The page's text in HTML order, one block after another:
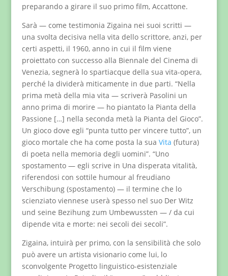
preparando a girare il suo primo film, Accattone.
Sarà — come testimonia Zigaina nei suoi scritti —
una svolta decisiva nella vita dello scrittore, anzi, per
certi aspetti, il 1960, anno in cui il film viene
proiettato con successo alla Biennale del Cinema di
Venezia, segnerà lo spartiacque della sua vita-opera,
perché la dividerà miticamente in due parti. “Nella
prima metà della mia vita — scriverà Pasolini un
anno prima di morire — ho piantato la Pianta della
Passione […] nella seconda metà la Pianta del Gioco”.
Un gioco dove egli “punta tutto per vincere tutto”, un
gioco mortale che ha come posta la sua Vita (futura)
di poeta nella memoria degli uomini”. “Uno
spostamento — egli scrive in Una disperata vitalità,
riferendosi con sottile humour al freudiano
Verschibung (spostamento) — il termine che lo
scienziato viennese userà spesso nel suo Der Witz
und seine Bezihung zum Umbewussten — / da cui
dipende vita e morte: nei secoli dei secoli”.
Zigaina, intuirà per primo, con la sensibilità che solo
può avere un artista visionario come lui, lo
sconvolgente Progetto linguistico-esistenziale